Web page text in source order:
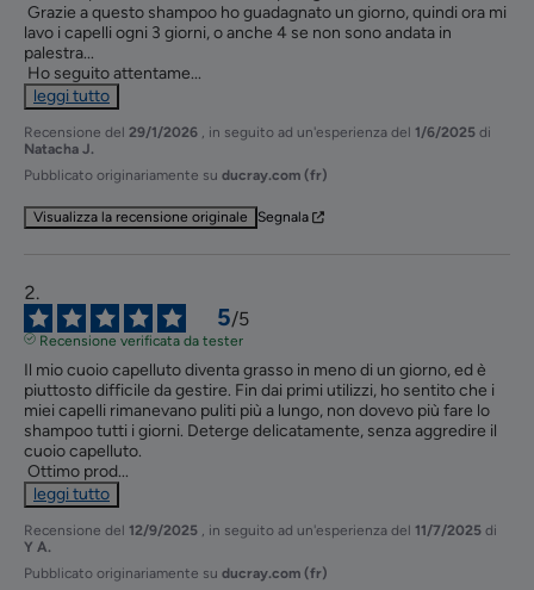
lavo i capelli ogni 3 giorni, o anche 4 se non sono andata in
palestra...
Ho seguito attentame...
leggi tutto
Recensione del 29/1/2026 , in seguito ad un'esperienza del 1/6/2025 di
Natacha J.
Pubblicato originariamente su ducray.com (fr)
Visualizza la recensione originale Segnala
5/5
Recensione verificata da tester
Il mio cuoio capelluto diventa grasso in meno di un giorno, ed è
piuttosto difficile da gestire. Fin dai primi utilizzi, ho sentito che i
miei capelli rimanevano puliti più a lungo, non dovevo più fare lo
shampoo tutti i giorni. Deterge delicatamente, senza aggredire il
cuoio capelluto.
Ottimo prod...
leggi tutto
Recensione del 12/9/2025 , in seguito ad un'esperienza del 11/7/2025 di
Y A.
Pubblicato originariamente su ducray.com (fr)